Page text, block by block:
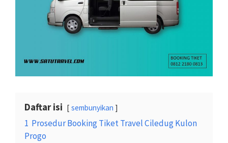
Daftar isi sembunyikan
1 Prosedur Booking Tiket Travel Ciledug Kulon
Progo